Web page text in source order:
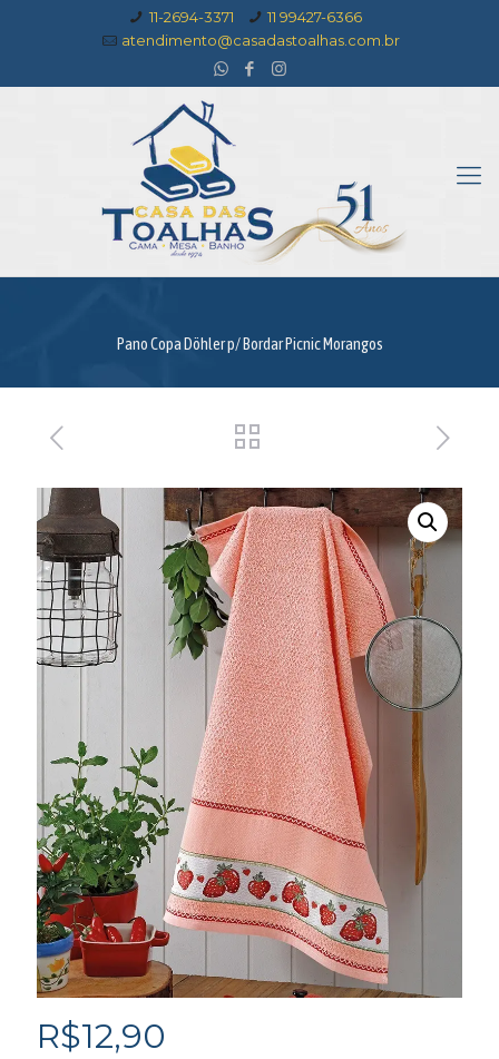
11-2694-3371
11 99427-6366
atendimento@casadastoalhas.com.br
Pano Copa Döhler p/ Bordar Picnic Morangos
R$12,90